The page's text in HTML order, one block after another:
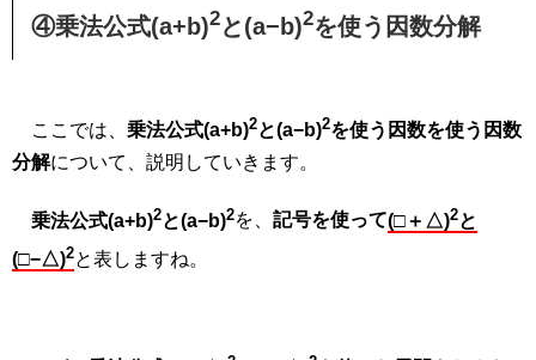
④乗法公式(a+b)2と(a−b)2を使う因数分解
ここでは、 乗法公式(a+b)2と(a−b)2を使う因数を使う因数
分解について、説明していきます。
乗法公式(a+b)2と(a−b)2を、 記号を使って(□＋△)2と
(□−△)2と表しますね。